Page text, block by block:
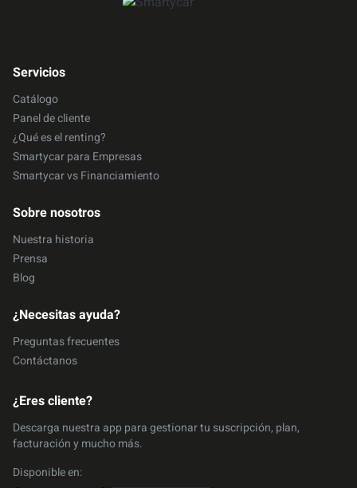
Servicios
Catálogo
Panel de cliente
¿Qué es el renting?
Smartycar para Empresas
Smartycar vs Financiamiento
Sobre nosotros
Nuestra historia
Prensa
Blog
¿Necesitas ayuda?
Preguntas frecuentes
Contáctanos
¿Eres cliente?
Descarga nuestra app para gestionar tu suscripción, plan,
facturación y mucho más.
Disponible en: